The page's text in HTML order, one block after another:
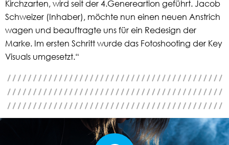
Kirchzarten, wird seit der 4.Genereartion geführt. Jacob
Schweizer (Inhaber), möchte nun einen neuen Anstrich
wagen und beauftragte uns für ein Redesign der
Marke. Im ersten Schritt wurde das Fotoshooting der Key
Visuals umgesetzt.“